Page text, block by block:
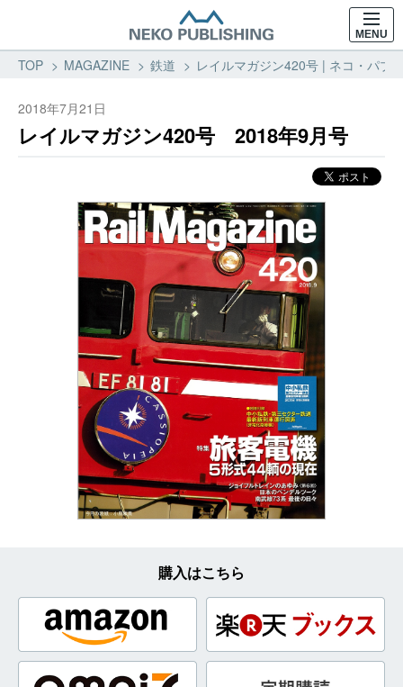
MENU
TOP MAGAZINE 鉄道 レイルマガジン420号 | ネコ・パブ
2018年7月21日
レイルマガジン420号 2018年9月号
購入はこちら